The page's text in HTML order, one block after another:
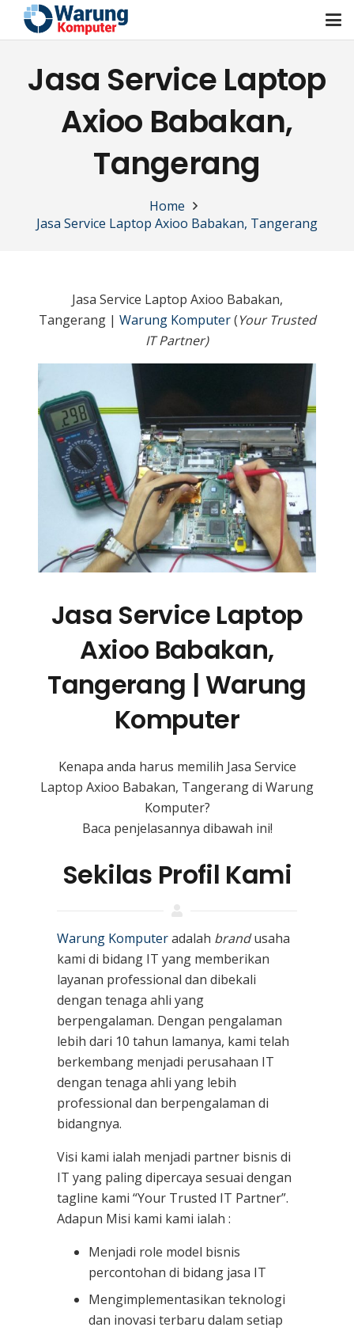
Jasa Service Laptop
Axioo Babakan,
Tangerang
Home
Jasa Service Laptop Axioo Babakan, Tangerang
Jasa Service Laptop Axioo Babakan,
Tangerang | Warung Komputer(Your Trusted
IT Partner)
Jasa Service Laptop
Axioo Babakan,
Tangerang | Warung
Komputer
Kenapa anda harus memilih Jasa Service
Laptop Axioo Babakan, Tangerang di Warung
Komputer?
Baca penjelasannya dibawah ini!
Sekilas Profil Kami
Warung Komputeradalah brandusaha
kami di bidang IT yang memberikan
layanan professional dan dibekali
dengan tenaga ahli yang
berpengalaman. Dengan pengalaman
lebih dari 10 tahun lamanya, kami telah
berkembang menjadi perusahaan IT
dengan tenaga ahli yang lebih
professional dan berpengalaman di
bidangnya.
Visi kami ialah menjadi partner bisnis di
IT yang paling dipercaya sesuai dengan
tagline kami “Your Trusted IT Partner”.
Adapun Misi kami kami ialah :
Menjadi role model bisnis
percontohan di bidang jasa IT
Mengimplementasikan teknologi
dan inovasi terbaru dalam setiap